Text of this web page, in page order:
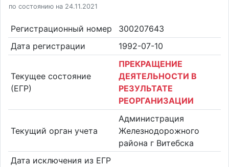
по состоянию на 24.11.2021
Регистрационный номер
300207643
Дата регистрации
1992-07-10
Текущее состояние
(ЕГР)
ПРЕКРАЩЕНИЕ
ДЕЯТЕЛЬНОСТИ В
РЕЗУЛЬТАТЕ
РЕОРГАНИЗАЦИИ
Текущий орган учета
Администрация
Железнодорожного
района г Витебска
Дата исключения из ЕГР